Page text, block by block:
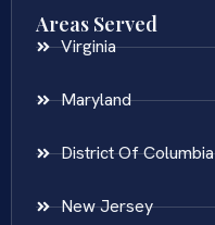
Areas Served
Virginia
Maryland
District Of Columbia
New Jersey